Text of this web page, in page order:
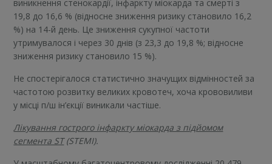
виникнення стенокардії, інфаркту міокарда та смерті з
19,8 до 16,6 % (відносне зниження ризику становило 16,2
%) на 14-й день. Це зниження сукупної частоти
утримувалося і через 30 днів (з 23,3 до 19,8 %; відносне
зниження ризику становило 15 %).
Не спостерігалося статистично значущих відмінностей за
частотою розвитку великих кровотеч, хоча крововиливи
у місці п/ш ін’єкції виникали частіше.
Лікування гострого інфаркту міокарда з підйомом
сегмента ST(STEMI).